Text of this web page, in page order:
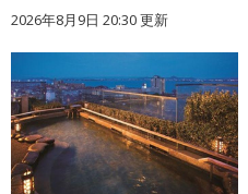
2026年8月9日 20:30更新